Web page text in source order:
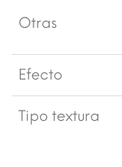
Otras
Efecto
Tipo textura